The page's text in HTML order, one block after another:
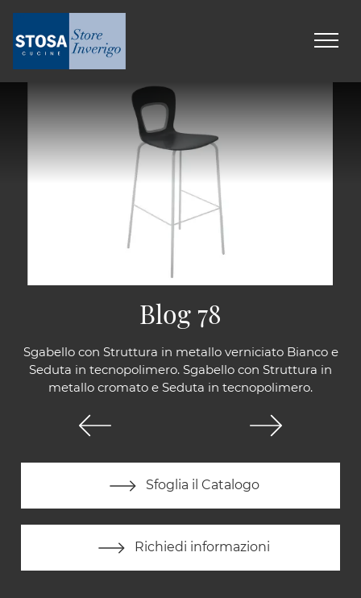
Sgabello con Struttura in metallo verniciato Bianco e
Seduta in tecnopolimero. Sgabello con Struttura in
metallo cromato e Seduta in tecnopolimero.
Sfoglia il Catalogo
Richiedi informazioni
Blog 78